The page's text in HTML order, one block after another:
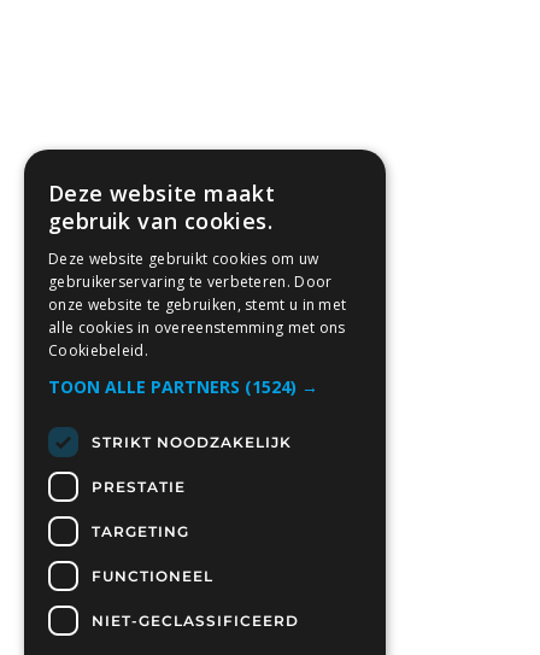
Deze website maakt
gebruik van cookies.
Deze website gebruikt cookies om uw
gebruikerservaring te verbeteren. Door
onze website te gebruiken, stemt u in met
alle cookies in overeenstemming met ons
Cookiebeleid.
TOON ALLE PARTNERS (1524) →
STRIKT NOODZAKELIJK
PRESTATIE
TARGETING
FUNCTIONEEL
NIET-GECLASSIFICEERD